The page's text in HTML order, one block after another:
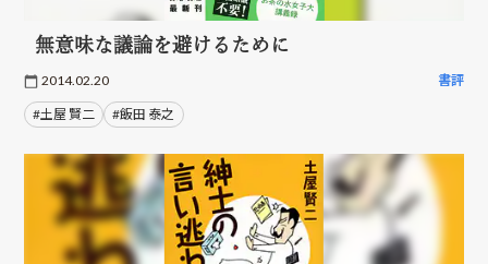
無意味な議論を避けるために
2014.02.20 書評
#土屋 賢二 #飯田 泰之